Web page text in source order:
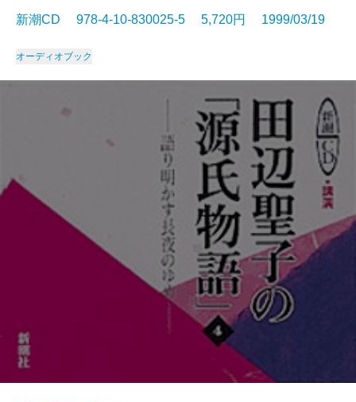
新潮CD 978-4-10-830025-5 5,720円 1999/03/19
オーディオブック